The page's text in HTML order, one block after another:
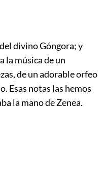
divino Góngora; y
la música de un
de un adorable orfeo
Esas notas las hemos
la mano de Zenea.